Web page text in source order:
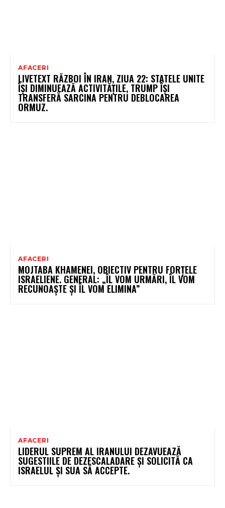
AFACERI
LIVETEXT RĂZBOI ÎN IRAN, ZIUA 22: STATELE UNITE
ÎȘI DIMINUEAZĂ ACTIVITĂȚILE, TRUMP ÎȘI
TRANSFERĂ SARCINA PENTRU DEBLOCAREA
ORMUZ.
AFACERI
MOJTABA KHAMENEI, OBIECTIV PENTRU FORȚELE
ISRAELIENE. GENERAL: „ÎL VOM URMĂRI, ÎL VOM
RECUNOAȘTE ȘI ÎL VOM ELIMINA”
AFACERI
LIDERUL SUPREM AL IRANULUI DEZAVUEAZĂ
SUGESTIILE DE DEZESCALADARE ȘI SOLICITĂ CA
ISRAELUL ȘI SUA SĂ ACCEPTE.